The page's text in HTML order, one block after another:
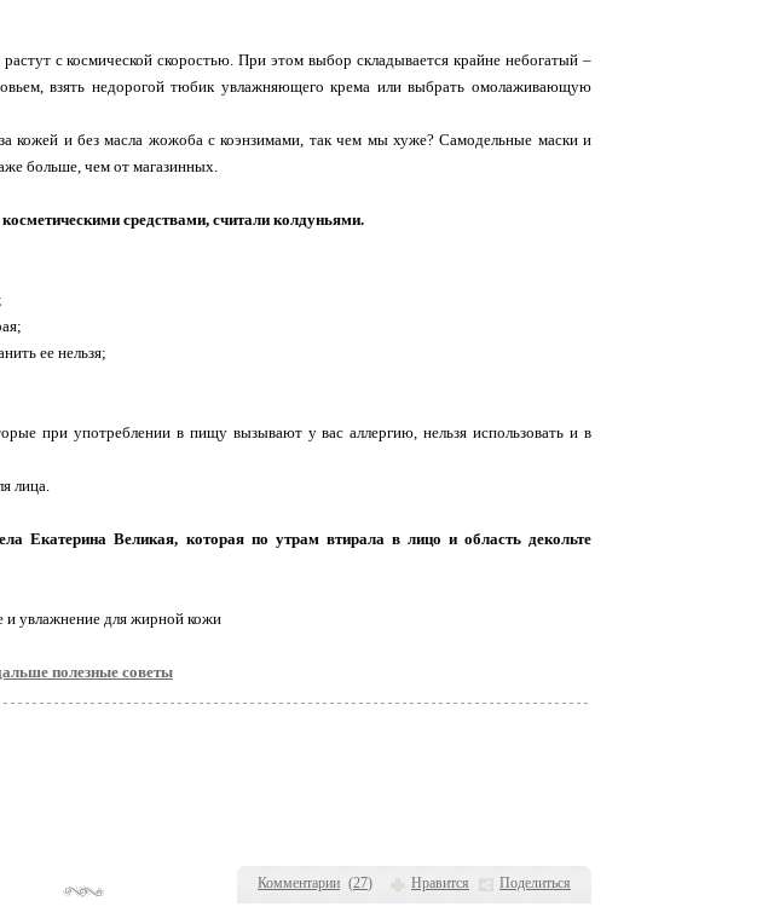
Комментарии (27) Нравится Поделиться
с космической скоростью. При этом выбор складывается крайне небогатый –
взять недорогой тюбик увлажняющего крема или выбрать омолаживающую
и без масла жожоба с коэнзимами, так чем мы хуже? Самодельные маски и
больше, чем от магазинных.
средствами, считали колдуньями.
ее нельзя;
при употреблении в пищу вызывают у вас аллергию, нельзя использовать и в
лица.
Екатерина Великая, которая по утрам втирала в лицо и область декольте
и увлажнение для жирной кожи
полезные советы